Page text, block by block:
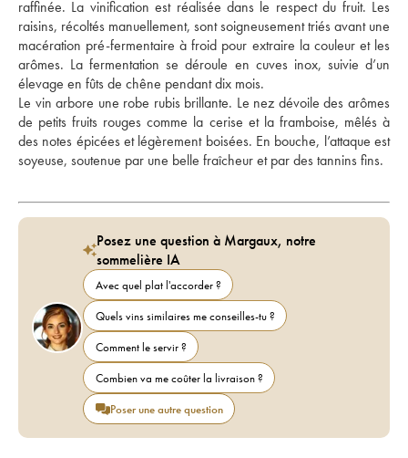
raffinée. La vinification est réalisée dans le respect du fruit. Les
raisins, récoltés manuellement, sont soigneusement triés avant une
macération pré-fermentaire à froid pour extraire la couleur et les
arômes. La fermentation se déroule en cuves inox, suivie d’un
élevage en fûts de chêne pendant dix mois.
Le vin arbore une robe rubis brillante. Le nez dévoile des arômes
de petits fruits rouges comme la cerise et la framboise, mêlés à
des notes épicées et légèrement boisées. En bouche, l’attaque est
soyeuse, soutenue par une belle fraîcheur et par des tannins fins.
Posez une question à Margaux, notre
sommelière IA
Avec quel plat l'accorder ?
Quels vins similaires me conseilles-tu ?
Comment le servir ?
Combien va me coûter la livraison ?
Poser une autre question